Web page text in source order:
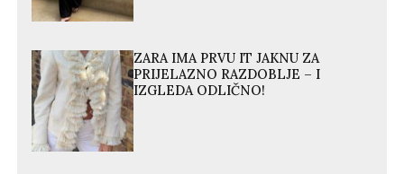
ZARA IMA PRVU IT JAKNU ZA
PRIJELAZNO RAZDOBLJE – I
IZGLEDA ODLIČNO!